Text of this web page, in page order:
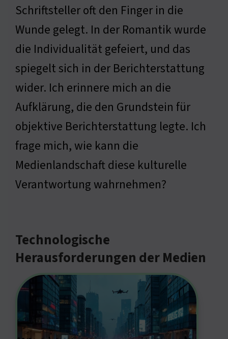
Schriftsteller oft den Finger in die
Wunde gelegt. In der Romantik wurde
die Individualität gefeiert, und das
spiegelt sich in der Berichterstattung
wider. Ich erinnere mich an die
Aufklärung, die den Grundstein für
objektive Berichterstattung legte. Ich
frage mich, wie kann die
Medienlandschaft diese kulturelle
Verantwortung wahrnehmen?
Technologische
Herausforderungen der Medien